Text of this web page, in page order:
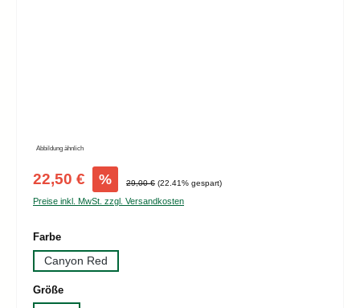
Abbildung ähnlich
Verkaufspreis:
22,50 € % Regulärer Preis:
29,00 € (22.41% gespart)
Preise inkl. MwSt. zzgl. Versandkosten
Farbeauswählen
Canyon Red
Größeauswählen